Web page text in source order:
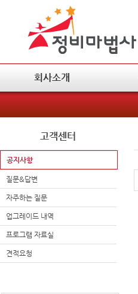
회사소개
고객센터
공지사항
질문&답변
자주하는 질문
업그레이드 내역
프로그램 자료실
견적요청